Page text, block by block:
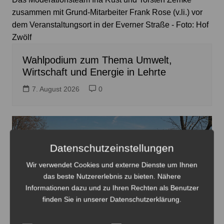
zusammen mit Grund-Mitarbeiter Frank Rose (v.li.) vor
dem Veranstaltungsort in der Everner Straße - Foto: Hof
Zwölf
Wahlpodium zum Thema Umwelt,
Wirtschaft und Energie in Lehrte
7. August 2026 0
Die Verbindung zwischen Landwehrkreisel und
Datenschutzeinstellungen
Wir verwendet Cookies und externe Dienste um Ihnen
das beste Nutzererlebnis zu bieten. Nähere
Informationen dazu und zu Ihren Rechten als Benutzer
finden Sie in unserer Datenschutzerklärung.